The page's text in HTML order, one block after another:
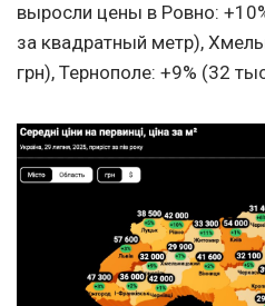
выросли цены в Ровно:
за квадратный метр),
грн), Тернополе: +9% (32